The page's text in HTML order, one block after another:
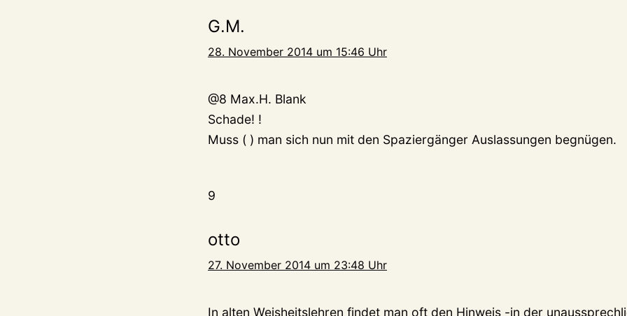
G.M.
28. November 2014 um 15:46 Uhr
@8 Max.H. Blank
Schade! !
Muss ( ) man sich nun mit den Spaziergänger Auslassungen begnügen.
9
otto
27. November 2014 um 23:48 Uhr
In alten Weisheitslehren findet man oft den Hinweis -in der